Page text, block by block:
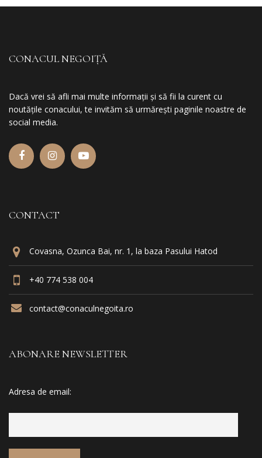
CONACUL NEGOIȚĂ
Dacă vrei să afli mai multe informații și să fii la curent cu
noutățile conacului, te invităm să urmărești paginile noastre de
social media.
CONTACT
Covasna, Ozunca Bai, nr. 1, la baza Pasului Hatod
+40 774 538 004
contact@conaculnegoita.ro
ABONARE NEWSLETTER
Adresa de email: